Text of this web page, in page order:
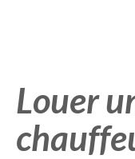
Louer